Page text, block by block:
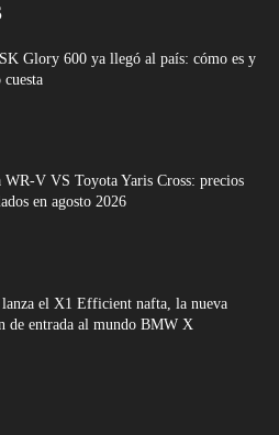
Glory 600 ya llegó al país: cómo es y
cuesta
WR-V VS Toyota Yaris Cross: precios
en agosto 2026
el X1 Efficient nafta, la nueva
de entrada al mundo BMW X